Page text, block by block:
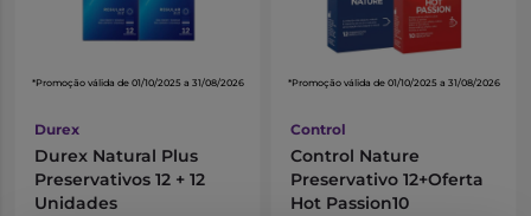
*Promoção válida de 01/10/2025 a 31/08/2026
Durex
Durex Natural Plus
Preservativos 12 + 12
Unidades
*Promoção válida de 01/10/2025 a 31/08/2026
Control
Control Nature
Preservativo 12+Oferta
Hot Passion10